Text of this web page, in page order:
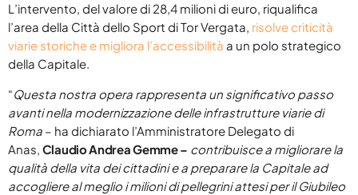
Luglio 2026
Maggio 2026
Marzo 2026
Febbraio 2026
Gennaio 2026
L’intervento, del valore di 28,4 milioni di euro, riqualifica
l’area della Città dello Sport di Tor Vergata, risolve criticità
viarie storiche e migliora l’accessibilità a un polo strategico
della Capitale.
“Questa nostra opera rappresenta un significativo passo
avanti nella modernizzazione delle infrastrutture viarie di
Roma – ha dichiarato l’Amministratore Delegato di
Anas, Claudio Andrea Gemme – contribuisce a migliorare la
qualità della vita dei cittadini e a preparare la Capitale ad
accogliere al meglio i milioni di pellegrini attesi per il Giubileo